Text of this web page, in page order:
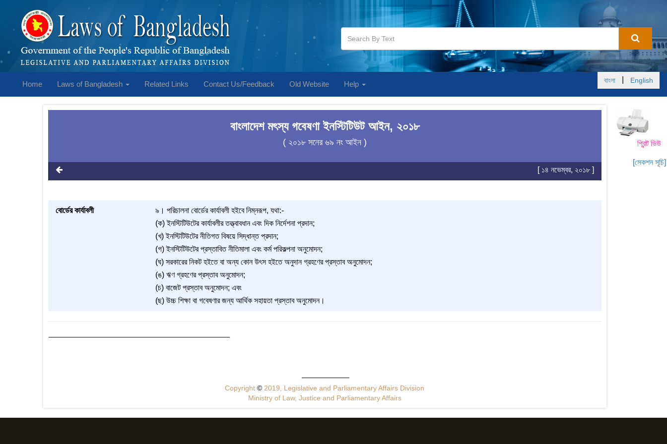
Home Laws of Bangladesh Related Links Contact Us/Feedback Old Website Help বাংলা English
প্রিন্ট ভিউ
[সেকশন সূচি]
বাংলাদেশ মৎস্য গবেষণা ইনস্টিটিউট আইন, ২০১৮
( ২০১৮ সনের ৬৯ নং আইন )
[ ১৪ নভেম্বর, ২০১৮ ]
বোর্ডের কার্যাবলী
৯। পরিচালনা বোর্ডের কার্যাবলী হইবে নিম্নরূপ, যথা:-
(ক) ইনস্টিটিউটের কার্যাবলীর তত্ত্বাবধান এবং দিক নির্দেশনা প্রদান;
(খ) ইনস্টিটিউটের নীতিগত বিষয়ে সিদ্ধান্ত প্রদান;
(গ) ইনস্টিটিউটের প্রস্তাবিত নীতিমালা এবং কর্ম পরিকল্পনা অনুমোদন;
(ঘ) সরকারের নিকট হইতে বা অন্য কোন উৎস হইতে অনুদান গ্রহণের প্রস্তাব অনুমোদন;
(ঙ) ঋণ গ্রহণের প্রস্তাব অনুমোদন;
(চ) বাজেট প্রস্তাব অনুমোদন; এবং
(ছ) উচ্চ শিক্ষা বা গবেষণার জন্য আর্থিক সহায়তা প্রস্তাব অনুমোদন।
Copyright© 2019, Legislative and Parliamentary Affairs Division
Ministry of Law, Justice and Parliamentary Affairs